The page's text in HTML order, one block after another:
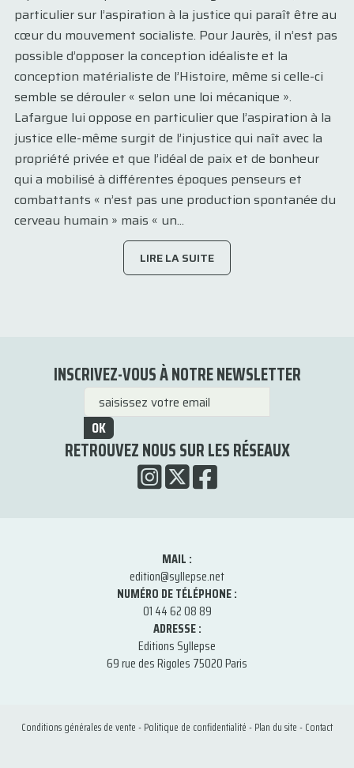
particulier sur l’aspiration à la justice qui paraît être au
cœur du mouvement socialiste. Pour Jaurès, il n’est pas
possible d’opposer la conception idéaliste et la
conception matérialiste de l’Histoire, même si celle-ci
semble se dérouler « selon une loi mécanique ».
Lafargue lui oppose en particulier que l’aspiration à la
justice elle-même surgit de l’injustice qui naît avec la
propriété privée et que l’idéal de paix et de bonheur
qui a mobilisé à différentes époques penseurs et
combattants « n’est pas une production spontanée du
cerveau humain » mais « un...
LIRE LA SUITE
INSCRIVEZ-VOUS À NOTRE NEWSLETTER
OK
RETROUVEZ NOUS SUR LES RÉSEAUX
MAIL :
edition@syllepse.net
NUMÉRO DE TÉLÉPHONE :
01 44 62 08 89
ADRESSE :
Editions Syllepse
69 rue des Rigoles 75020 Paris
Conditions générales de vente-Politique de confidentialité-Plan du site-Contact